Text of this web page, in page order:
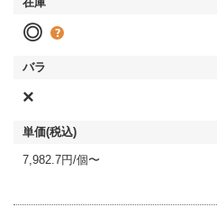
◎
×
7,982.7円/個〜